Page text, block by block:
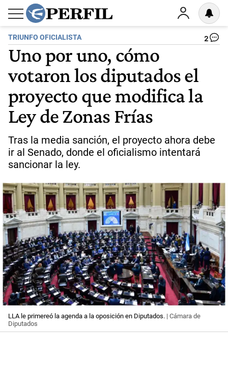
TRIUNFO OFICIALISTA 2
Uno por uno, cómo
votaron los diputados el
proyecto que modifica la
Ley de Zonas Frías
Tras la media sanción, el proyecto ahora debe
ir al Senado, donde el oficialismo intentará
sancionar la ley.
LLA le primereó la agenda a la oposición en Diputados. | Cámara de
Diputados